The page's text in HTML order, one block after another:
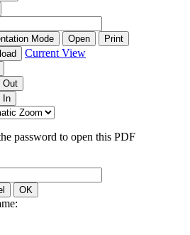
Mode Open
Print
Current View
Out
In
password to open this PDF
OK